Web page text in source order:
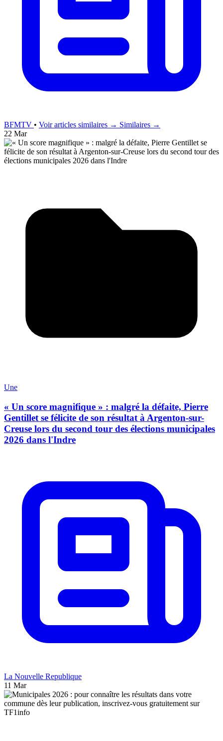
BFMTV • Voir articles similaires → Similaires →
22 Mar
Une
« Un score magnifique » : malgré la défaite, Pierre
Gentillet se félicite de son résultat à Argenton-sur-
Creuse lors du second tour des élections municipales
2026 dans l'Indre
La Nouvelle Republique
11 Mar